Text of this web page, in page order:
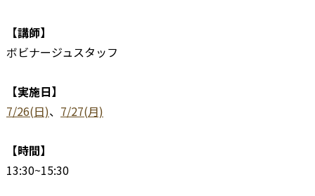
【講師】
ボビナージュスタッフ
【実施日】
7/26(日)、 7/27(月)
【時間】
13:30~15:30